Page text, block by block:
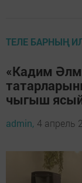
ТЕЛЕ БАРНЫҢ
«Кадим
чыгыш
admin, 4 апрель